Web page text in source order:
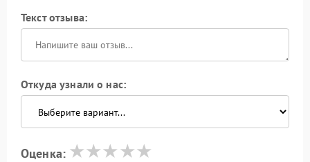
Текст отзыва:
Откуда узнали о нас:
Оценка: